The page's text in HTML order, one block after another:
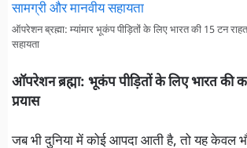
ऑपरेशन ब्रह्मा: म्यांमार भूकंप पीड़ितों के लिए भारत की 15 टन
सहायता
ऑपरेशन ब्रह्मा: भूकंप पीड़ितों के लिए भारत की
प्रयास
जब भी दुनिया में कोई आपदा आती है, तो यह केवल